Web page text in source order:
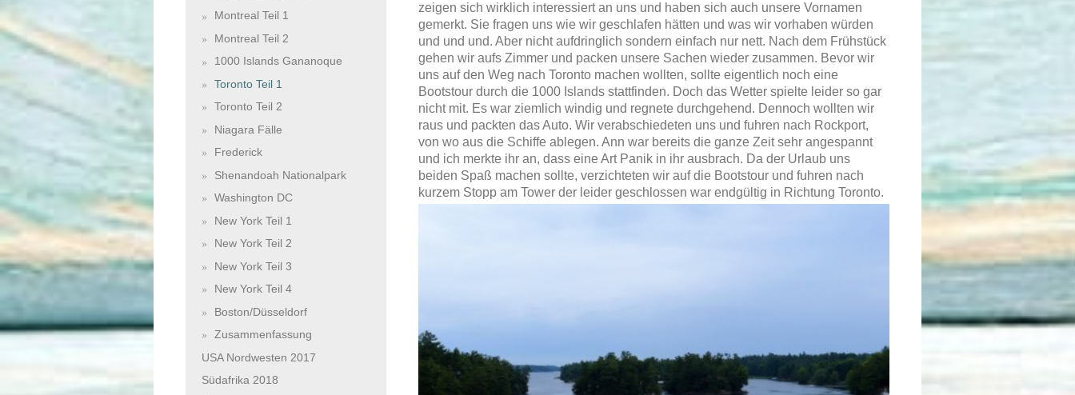
zeigen sich wirklich interessiert an uns und haben sich auch unsere Vornamen
gemerkt. Sie fragen uns wie wir geschlafen hätten und was wir vorhaben würden
und und und. Aber nicht aufdringlich sondern einfach nur nett. Nach dem Frühstück
gehen wir aufs Zimmer und packen unsere Sachen wieder zusammen. Bevor wir
uns auf den Weg nach Toronto machen wollten, sollte eigentlich noch eine
Bootstour durch die 1000 Islands stattfinden. Doch das Wetter spielte leider so gar
nicht mit. Es war ziemlich windig und regnete durchgehend. Dennoch wollten wir
raus und packten das Auto. Wir verabschiedeten uns und fuhren nach Rockport,
von wo aus die Schiffe ablegen. Ann war bereits die ganze Zeit sehr angespannt
und ich merkte ihr an, dass eine Art Panik in ihr ausbrach. Da der Urlaub uns
beiden Spaß machen sollte, verzichteten wir auf die Bootstour und fuhren nach
kurzem Stopp am Tower der leider geschlossen war endgültig in Richtung Toronto.
Montreal Teil 1
Montreal Teil 2
1000 Islands Gananoque
Toronto Teil 1
Toronto Teil 2
Niagara Fälle
Frederick
Shenandoah Nationalpark
Washington DC
New York Teil 1
New York Teil 2
New York Teil 3
New York Teil 4
Boston/Düsseldorf
Zusammenfassung
USA Nordwesten 2017
Südafrika 2018